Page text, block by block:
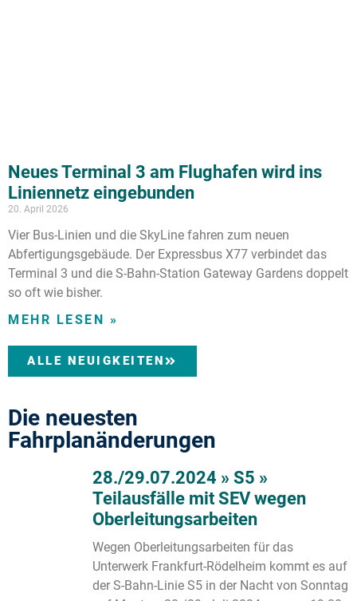
Neues Terminal 3 am Flughafen wird ins
Liniennetz eingebunden
20. April 2026
Vier Bus-Linien und die SkyLine fahren zum neuen
Abfertigungsgebäude. Der Expressbus X77 verbindet das
Terminal 3 und die S-Bahn-Station Gateway Gardens doppelt
so oft wie bisher.
MEHR LESEN »
ALLE NEUIGKEITEN
Die neuesten
Fahrplanänderungen
28./29.07.2024 » S5 »
Teilausfälle mit SEV wegen
Oberleitungsarbeiten
Wegen Oberleitungsarbeiten für das
Unterwerk Frankfurt-Rödelheim kommt es auf
der S-Bahn-Linie S5 in der Nacht von Sonntag